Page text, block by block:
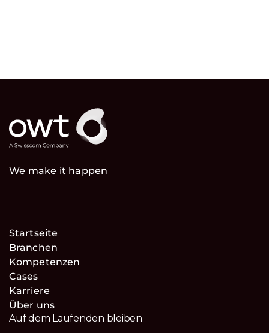
We make it happen
Startseite
Branchen
Kompetenzen
Cases
Karriere
Über uns
Auf dem Laufenden bleiben